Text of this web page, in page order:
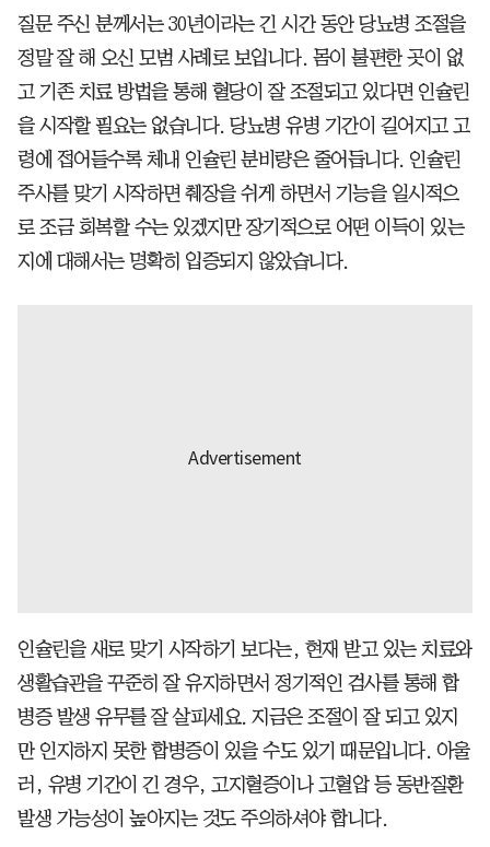
질문 주신 분께서는 30년이라는 긴 시간 동안 당뇨병 조절을
정말 잘 해 오신 모범 사례로 보입니다. 몸이 불편한 곳이 없
고 기존 치료 방법을 통해 혈당이 잘 조절되고 있다면 인슐린
을 시작할 필요는 없습니다. 당뇨병 유병 기간이 길어지고 고
령에 접어들수록 체내 인슐린 분비량은 줄어듭니다. 인슐린
주사를 맞기 시작하면 췌장을 쉬게 하면서 기능을 일시적으
로 조금 회복할 수는 있겠지만 장기적으로 어떤 이득이 있는
지에 대해서는 명확히 입증되지 않았습니다.
인슐린을 새로 맞기 시작하기 보다는, 현재 받고 있는 치료와
생활습관을 꾸준히 잘 유지하면서 정기적인 검사를 통해 합
병증 발생 유무를 잘 살피세요. 지금은 조절이 잘 되고 있지
만 인지하지 못한 합병증이 있을 수도 있기 때문입니다. 아울
러, 유병 기간이 긴 경우, 고지혈증이나 고혈압 등 동반질환
발생 가능성이 높아지는 것도 주의하셔야 합니다.